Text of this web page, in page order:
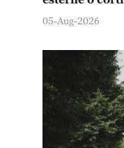
problemi
05-Aug-2026